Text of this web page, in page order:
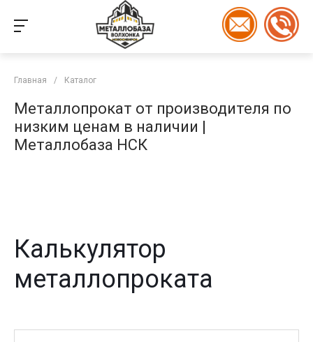
Главная / Каталог
Металлопрокат от производителя по
низким ценам в наличии |
Металлобаза НСК
Калькулятор
металлопроката